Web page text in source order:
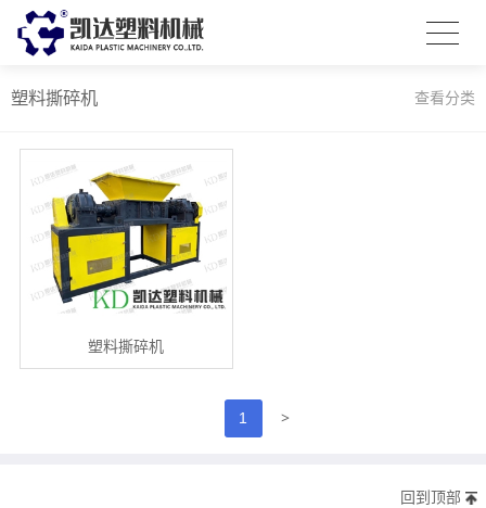
塑料撕碎机 查看分类
塑料撕碎机
1 >
回到顶部